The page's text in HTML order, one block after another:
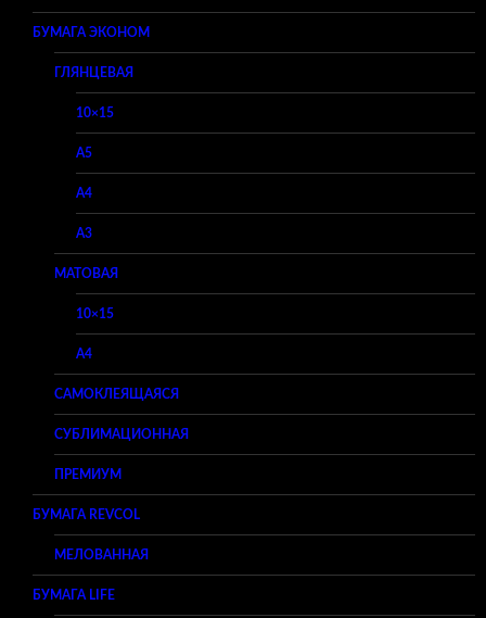
БУМАГА ЭКОНОМ
ГЛЯНЦЕВАЯ
10×15
A5
A4
A3
МАТОВАЯ
10×15
A4
САМОКЛЕЯЩАЯСЯ
СУБЛИМАЦИОННАЯ
ПРЕМИУМ
БУМАГА REVCOL
МЕЛОВАННАЯ
БУМАГА LIFE